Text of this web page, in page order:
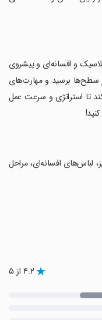
و افسانه‌ای و پیشروی
سطح‌ها برسید و مهارت‌های
تا استراتژی و سرعت عمل
لباس‌های افسانه‌ای، مراحل
۴.۲ از ۵